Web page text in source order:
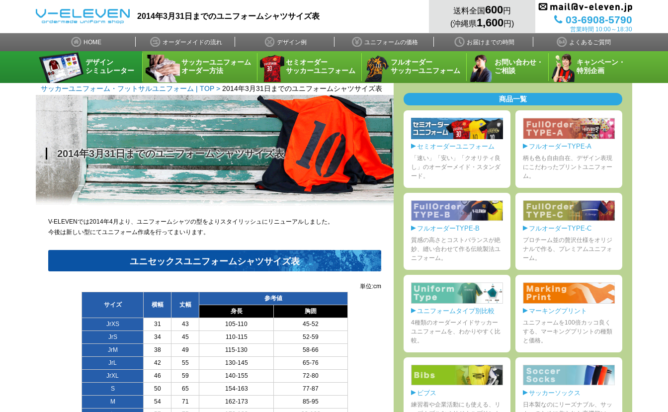
2014年3月31日までのユニフォームシャツサイズ表
送料全国600円
(沖縄県1,600円) 03-6908-5790
営業時間 10:00～18:30
HOME
オーダーメイドの流れ デザイン例 ユニフォームの価格 お届けまでの時間 よくあるご質問
デザイン
シミュレーター
サッカーユニフォーム
オーダー方法
セミオーダー
サッカーユニフォーム
フルオーダー
サッカーユニフォーム
お問い合わせ・
ご相談
キャンペーン・
特別企画
サッカーユニフォーム・フットサルユニフォーム | TOP 2014年3月31日までのユニフォームシャツサイズ表
2014年3月31日までのユニフォームシャツサイズ表
V-ELEVENでは2014年4月より、ユニフォームシャツの型をよりスタイリッシュにリニューアルしました。
今後は新しい型にてユニフォーム作成を行ってまいります。
ユニセックスユニフォームシャツサイズ表
単位:cm
サイズ 横幅 丈幅
参考値
身長
胸囲
JrXS
31 43 105-110
45-52
JrS
34 45 110-115
52-59
JrM
38 49 115-130
58-66
JrL
42 55 130-145
65-76
JrXL
46 59 140-155
72-80
S
50 65 154-163
77-87
M
54 71 162-173
85-95
商品一覧
セミオーダーユニフォーム
「速い」「安い」「クオリティ良
し」のオーダーメイド・スタンダ
ード。
フルオーダーTYPE-A
柄も色も自由自在、デザイン表現
にこだわったプリントユニフォー
ム。
フルオーダーTYPE-B
質感の高さとコストバランスが絶
妙、縫い合わせて作る伝統製法ユ
ニフォーム。
フルオーダーTYPE-C
プロチーム並の贅沢仕様をオリジ
ナルで作る、プレミアムユニフォ
ーム。
ユニフォームタイプ別比較
4種類のオーダーメイドサッカー
ユニフォームを、わかりやすく比
較。
マーキングプリント
ユニフォームを100倍カッコ良く
する、マーキングプリントの種類
と価格。
ビブス
練習着や企業活動にも使える、リ
サッカーソックス
日本製なのにリーズナブル、サッ